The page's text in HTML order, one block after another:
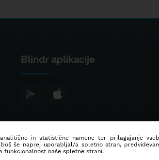
Blindr aplikacije
in statistične namene ter prilagajanje
še naprej uporabljal/a spletno stran,
funkcionalnost naše spletne strani.